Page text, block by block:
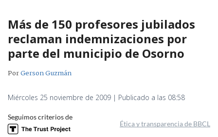
Más de 150 profesores jubilados
reclaman indemnizaciones por
parte del municipio de Osorno
PorGerson Guzmán
Miércoles 25 noviembre de 2009 | Publicado a las 08:58
Seguimos criterios de
Ética y transparencia de BBCL